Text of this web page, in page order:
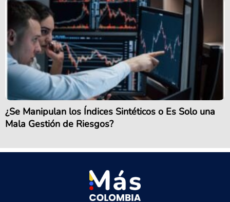
¿Se Manipulan los Índices Sintéticos o Es Solo una
Mala Gestión de Riesgos?